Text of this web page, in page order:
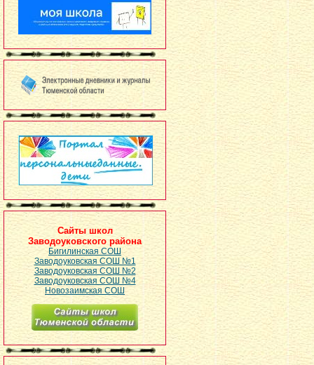
Сайты школ
Заводоуковского района
Бигилинская СОШ
Заводоуковская СОШ №1
Заводоуковская СОШ №2
Заводоуковская СОШ №4
Новозаимская СОШ